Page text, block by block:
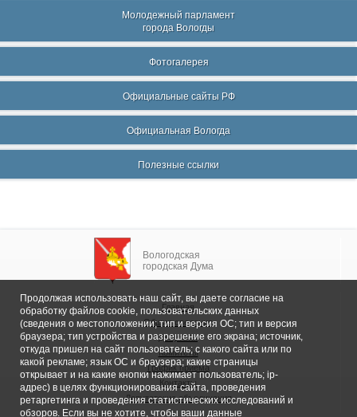
Молодежный парламент
города Вологды
Фотогалерея
Официальные сайты РФ
Официальная Вологда
Полезные ссылки
Вологодская
городская Дума
Главная
Общие сведения
Депутаты
Комитеты
График приема
Контакты
Депутатские объединения
Продолжая использовать наш сайт, вы даете согласие на
обработку файлов cookie, пользовательских данных
(сведения о местоположении; тип и версия ОС; тип и версия
браузера; тип устройства и разрешение его экрана; источник,
откуда пришел на сайт пользователь; с какого сайта или по
какой рекламе; язык ОС и браузера; какие страницы
открывает и на какие кнопки нажимает пользователь; ip-
адрес) в целях функционирования сайта, проведения
ретаргетинга и проведения статистических исследований и
обзоров. Если вы не хотите, чтобы ваши данные